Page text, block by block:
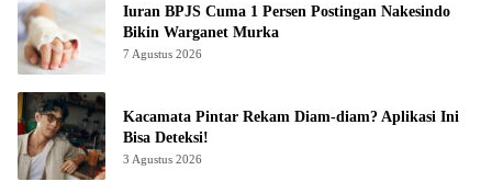
Iuran BPJS Cuma 1 Persen Postingan Nakesindo
Bikin Warganet Murka
7 Agustus 2026
Kacamata Pintar Rekam Diam-diam? Aplikasi Ini
Bisa Deteksi!
3 Agustus 2026